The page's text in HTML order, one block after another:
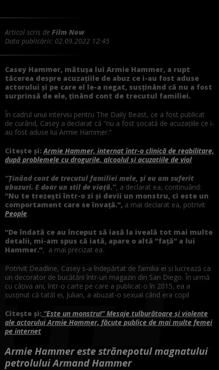
Articol scris de Film Now
Data publicării: 02.09.2022 12:45
Casey Hammer, mătușa lui Armie Hammer, a rupt
tăcerea despre acuzațiile de abuz ce i-au fost aduse
actorului și pe care el le-a negat, susținând că nu a fost
surprinsă de ele, ținând cont de trecutul familiei.
În cadrul unui interviu pentru The Daily Beast, ce a fost publicat
de curând, Casey a declarat că ”nu a fost șocată de acuzațiile ce i-
au fost aduse lui Armie Hammer.”
Citește și:Armie Hammer, internat într-o clinică de reabilitare,
după problemele cu drogurile, alcoolul și acuzațiile de viol
”Ținând cont de trecutul familiei mele, și eu am suferit
abuzuri. E doar un stil de viață.”, a declarat ea, continuând:
”Nu te trezești într-o zi și devii un monstru, ci este un
comportament care se învață.”, a mai declarat ea, potrivit
People.
”De îndată ce au început să iasă la iveală tot mai multe
detalii, mi-am spus că iată, apare o altă ”față” a lui
Hammer.”, a mai precizat ea.
Potrivit Deadline, Casey s-a îndepărtat de familia ei și lucrează ca
un decorator de bucătării într-un magazin din San Diego. În urmă
cu câțiva ani, într-o carte pe care a publicat-o în 2015, ea a
susținut că tatăl ei, Julian, a abuzat-o sexual când era copil
Citește și: “Este un monstru!” Mesaje tulburătoare și violente
ale actorului Armie Hammer, făcute publice de mai multe femei
pe internet
Armie Hammer este strănepotul magnatului
petrolului Armand Hammer